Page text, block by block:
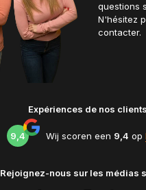
questions
N'hésitez
contacter.
Expériences de nos clients
9,4 Wij scoren een 9,4 op
Rejoignez-nous sur les médias